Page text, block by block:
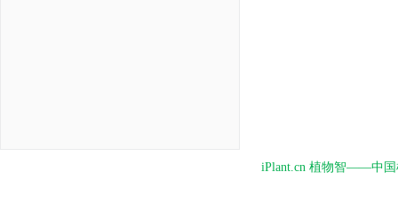
iPlant.cn 植物智——中国